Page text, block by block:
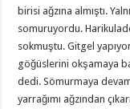
birisi ağzına almıştı.
somuruyordu.
sokmuştu. Gitgel
göğüslerini okşamaya
dedi. Sömurmaya
yarrağımı ağzından